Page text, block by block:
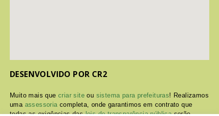
DESENVOLVIDO POR CR2
Muito mais quecriar site ou sistema para prefeituras! Realizamos
uma assessoria completa, onde garantimos em contrato que
todas as exigências dasleis de transparência públicaserão